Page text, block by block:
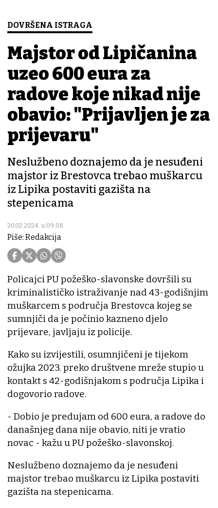
DOVRŠENA ISTRAGA
Majstor od Lipičanina
uzeo 600 eura za
radove koje nikad nije
obavio: "Prijavljen je za
prijevaru"
Neslužbeno doznajemo da je nesuđeni
majstor iz Brestovca trebao muškarcu
iz Lipika postaviti gazišta na
stepenicama
20.02.2024. u 09:08
Piše: Redakcija
Policajci PU požeško-slavonske dovršili su
kriminalističko istraživanje nad 43-godišnjim
muškarcem s područja Brestovca kojeg se
sumnjiči da je počinio kazneno djelo
prijevare, javljaju iz policije.
Kako su izvijestili, osumnjičeni je tijekom
ožujka 2023. preko društvene mreže stupio u
kontakt s 42-godišnjakom s područja Lipika i
dogovorio radove.
- Dobio je predujam od 600 eura, a radove do
današnjeg dana nije obavio, niti je vratio
novac - kažu u PU požeško-slavonskoj.
Neslužbeno doznajemo da je nesuđeni
majstor trebao muškarcu iz Lipika postaviti
gazišta na stepenicama.